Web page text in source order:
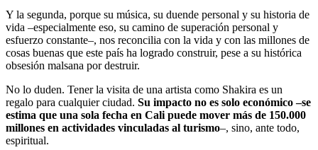
Y la segunda, porque su música, su duende personal y su historia de
vida –especialmente eso, su camino de superación personal y
esfuerzo constante–, nos reconcilia con la vida y con las millones de
cosas buenas que este país ha logrado construir, pese a su histórica
obsesión malsana por destruir.
No lo duden. Tener la visita de una artista como Shakira es un
regalo para cualquier ciudad. Su impacto no es solo económico –se
estima que una sola fecha en Cali puede mover más de 150.000
millones en actividades vinculadas al turismo–, sino, ante todo,
espiritual.